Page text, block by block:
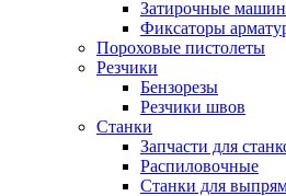
Затирочные
Фиксаторы
Пороховые пистолеты
Резчики
Бензорезы
Резчики швов
Станки
Запчасти для
Распиловочные
Станки для